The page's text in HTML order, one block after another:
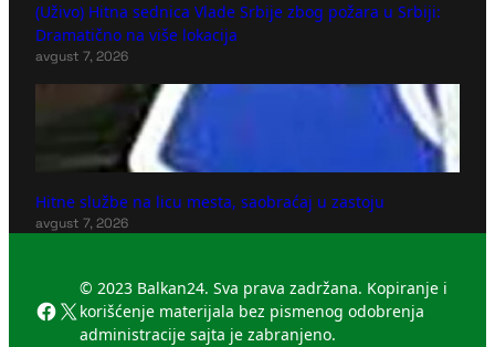
(Uživo) Hitna sednica Vlade Srbije zbog požara u Srbiji:
Dramatično na više lokacija
avgust 7, 2026
Hitne službe na licu mesta, saobraćaj u zastoju
avgust 7, 2026
Facebook
X
© 2023 Balkan24. Sva prava zadržana. Kopiranje i
korišćenje materijala bez pismenog odobrenja
administracije sajta je zabranjeno.